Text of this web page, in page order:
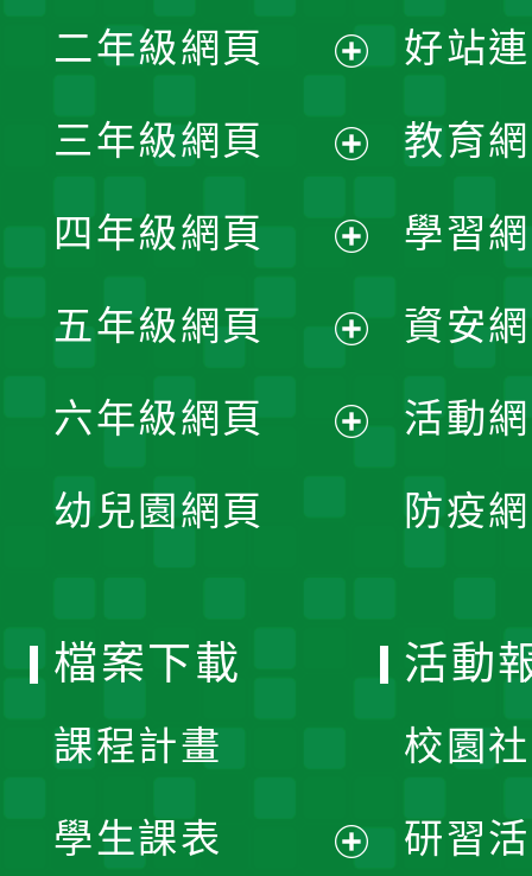
開
選
單
二年級網頁
開
選
單
三年級網頁
開
選
單
四年級網頁
開
選
五年級網頁
開
六年級網頁
幼兒園網頁
好站
教育
學習
資安
活動
防疫
檔案下載
課程計畫
學生課表
活動
校園
研習